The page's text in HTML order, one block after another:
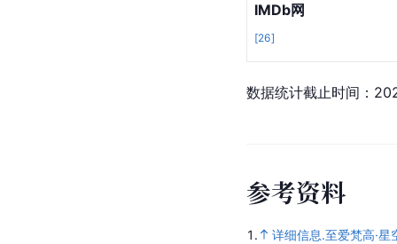
IMDb网
[26]
数据统计截止时间：
参考资料
1.
详细信息.至爱梵高·星